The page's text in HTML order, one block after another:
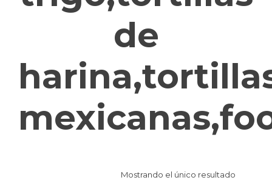
de
Mostrando el único resultado